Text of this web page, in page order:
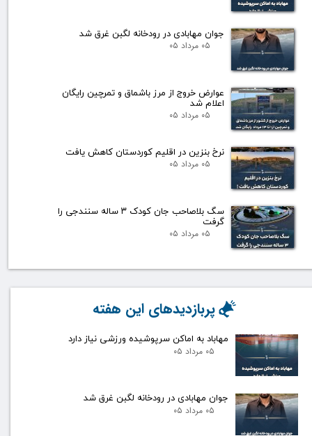
جوان مهابادی در رودخانه لگبن غرق شد
۰۵ مرداد ۰۵
عوارض خروج از مرز باشماق و تمرچین رایگان
اعلام شد
۰۵ مرداد ۰۵
نرخ بنزین در اقلیم کوردستان کاهش یافت
۰۵ مرداد ۰۵
سگ بلاصاحب جان کودک ۳ ساله سنندجی را
گرفت
۰۵ مرداد ۰۵
مهاباد به اماکن سرپوشیده ورزشی نیاز دارد
۰۵ مرداد ۰۵
جوان مهابادی در رودخانه لگبن غرق شد
۰۵ مرداد ۰۵
پربازدیدهای این هفته